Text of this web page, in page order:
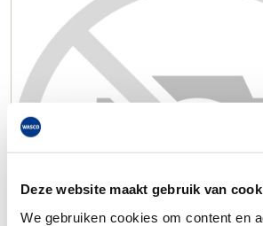
Deze website maakt gebruik van
We gebruiken cookies om content en